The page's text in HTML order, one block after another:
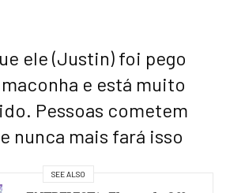
ele (Justin) foi pego
e está muito
Pessoas cometem
nunca mais fará isso
SEE ALSO